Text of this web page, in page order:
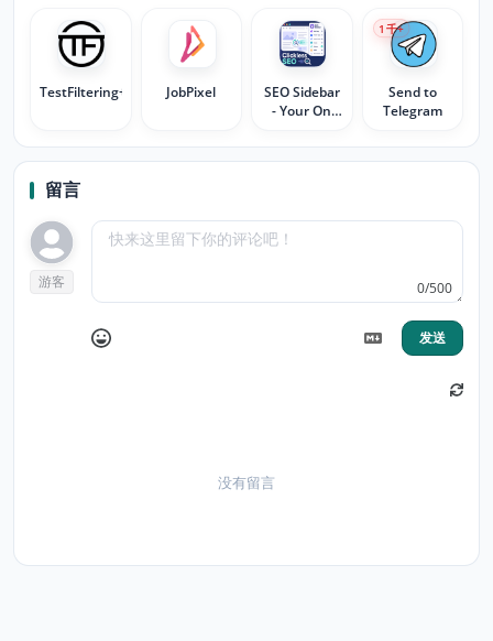
TestFiltering+ JobPixel
SEO Sidebar
- Your On
Companion
Send to
Telegram
1 千+
留言
游客 0/500
发送
没有留言